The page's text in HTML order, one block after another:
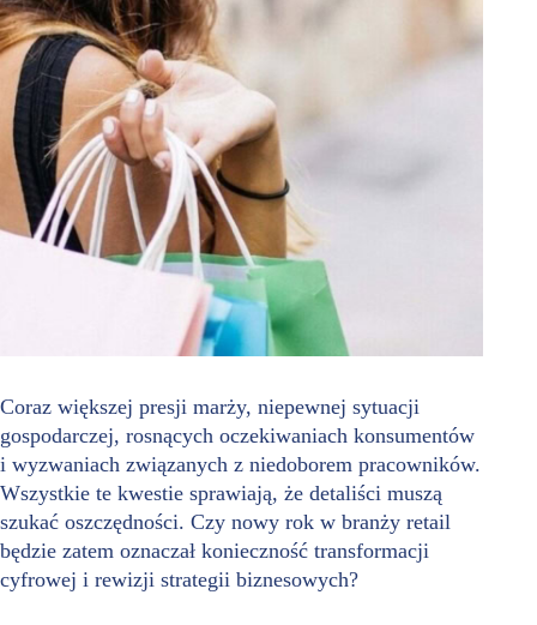
Coraz większej presji marży, niepewnej sytuacji
gospodarczej, rosnących oczekiwaniach konsumentów
i wyzwaniach związanych z niedoborem pracowników.
Wszystkie te kwestie sprawiają, że detaliści muszą
szukać oszczędności. Czy nowy rok w branży retail
będzie zatem oznaczał konieczność transformacji
cyfrowej i rewizji strategii biznesowych?